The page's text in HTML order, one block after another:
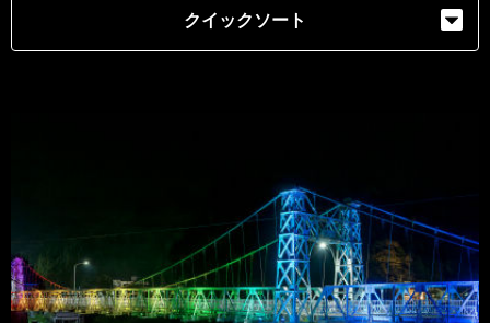
クイックソート